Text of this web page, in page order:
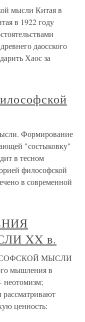
мысли Китая в
в 1922 году
даосского
Хаос за
Формиро­вание
"состы­ковку"
в тесном
философской
в современной
XX в.
МЫСЛИ
мышления в
ценность: